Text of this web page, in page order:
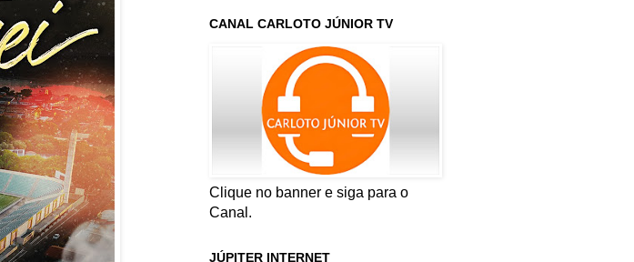
CANAL CARLOTO JÚNIOR TV
Clique no banner e siga para o
Canal.
JÚPITER INTERNET